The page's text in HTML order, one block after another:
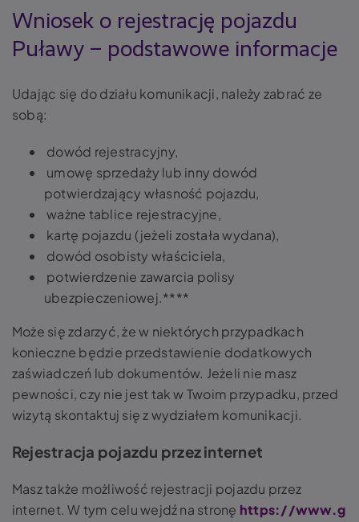
Wniosek o rejestrację pojazdu
Puławy – podstawowe informacje
Udając się do działu komunikacji, należy zabrać ze
sobą:
dowód rejestracyjny,
umowę sprzedaży lub inny dowód
potwierdzający własność pojazdu,
ważne tablice rejestracyjne,
kartę pojazdu (jeżeli została wydana),
dowód osobisty właściciela,
potwierdzenie zawarcia polisy
ubezpieczeniowej.****
Może się zdarzyć, że w niektórych przypadkach
konieczne będzie przedstawienie dodatkowych
zaświadczeń lub dokumentów. Jeżeli nie masz
pewności, czy nie jest tak w Twoim przypadku, przed
wizytą skontaktuj się z wydziałem komunikacji.
Rejestracja pojazdu przez internet
Masz także możliwość rejestracji pojazdu przez
internet. W tym celu wejdź na stronę https://www.g